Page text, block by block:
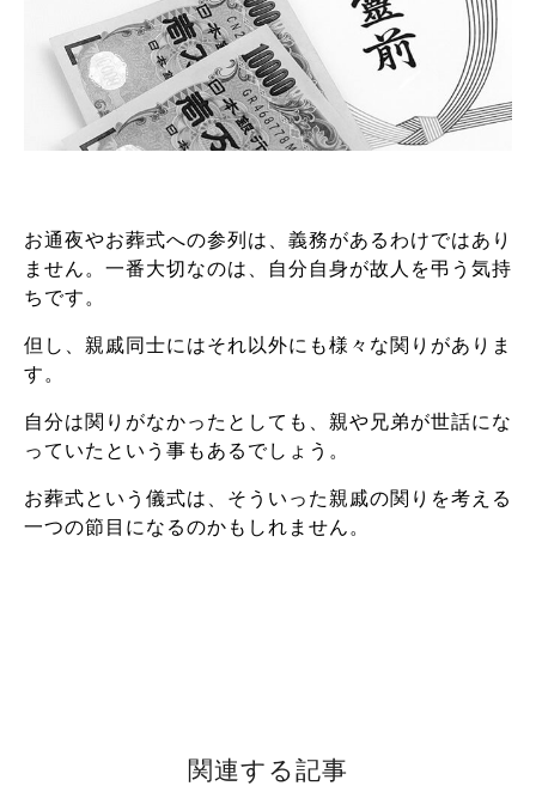
お通夜やお葬式への参列は、義務があるわけではあり
ません。一番大切なのは、自分自身が故人を弔う気持
ちです。
但し、親戚同士にはそれ以外にも様々な関りがありま
す。
自分は関りがなかったとしても、親や兄弟が世話にな
っていたという事もあるでしょう。
お葬式という儀式は、そういった親戚の関りを考える
一つの節目になるのかもしれません。
関連する記事